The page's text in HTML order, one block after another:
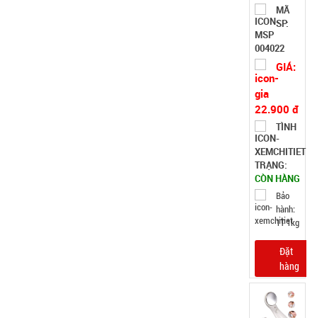
bằng thép
không rỉ
MÃ
SP:
004022
GIÁ:
22.900 đ
TÌNH
TRẠNG:
CÒN HÀNG
Bảo
hành:
1T 1kg
Đặt
hàng